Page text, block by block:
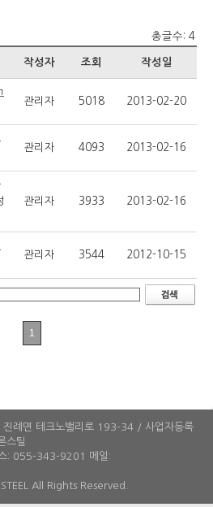
총글수: 4
작성자 조회 작성일
관리자 5018 2013-02-20
관리자 4093 2013-02-16
관리자 3933 2013-02-16
관리자 3544 2012-10-15
현
재
1
례면 테크노밸리로 193-34 / 사업자등록
스틸
: 055-343-9201 메일:
All Rights Reserved.